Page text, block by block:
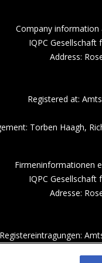
Company information
IQPC
Address:
Registered at:
Torben Haagh,
Firmeninformationen
IQPC
Adresse:
Registereintragungen: